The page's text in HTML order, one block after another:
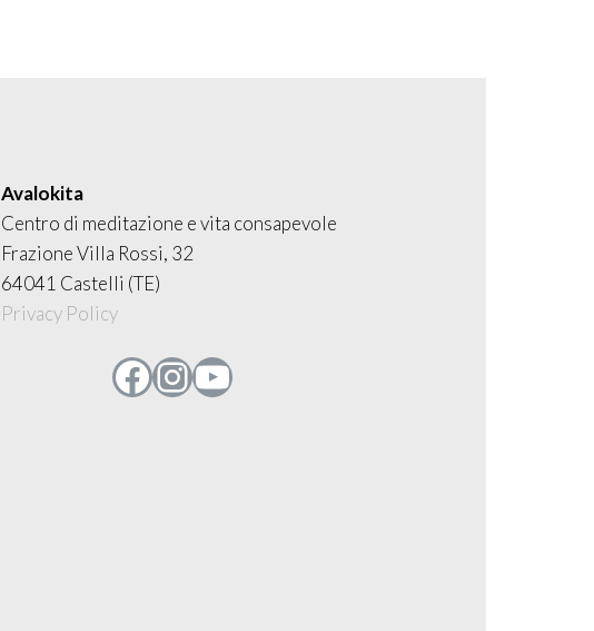
Avalokita
Centro di meditazione e vita consapevole
Frazione Villa Rossi, 32
64041 Castelli (TE)
Privacy Policy